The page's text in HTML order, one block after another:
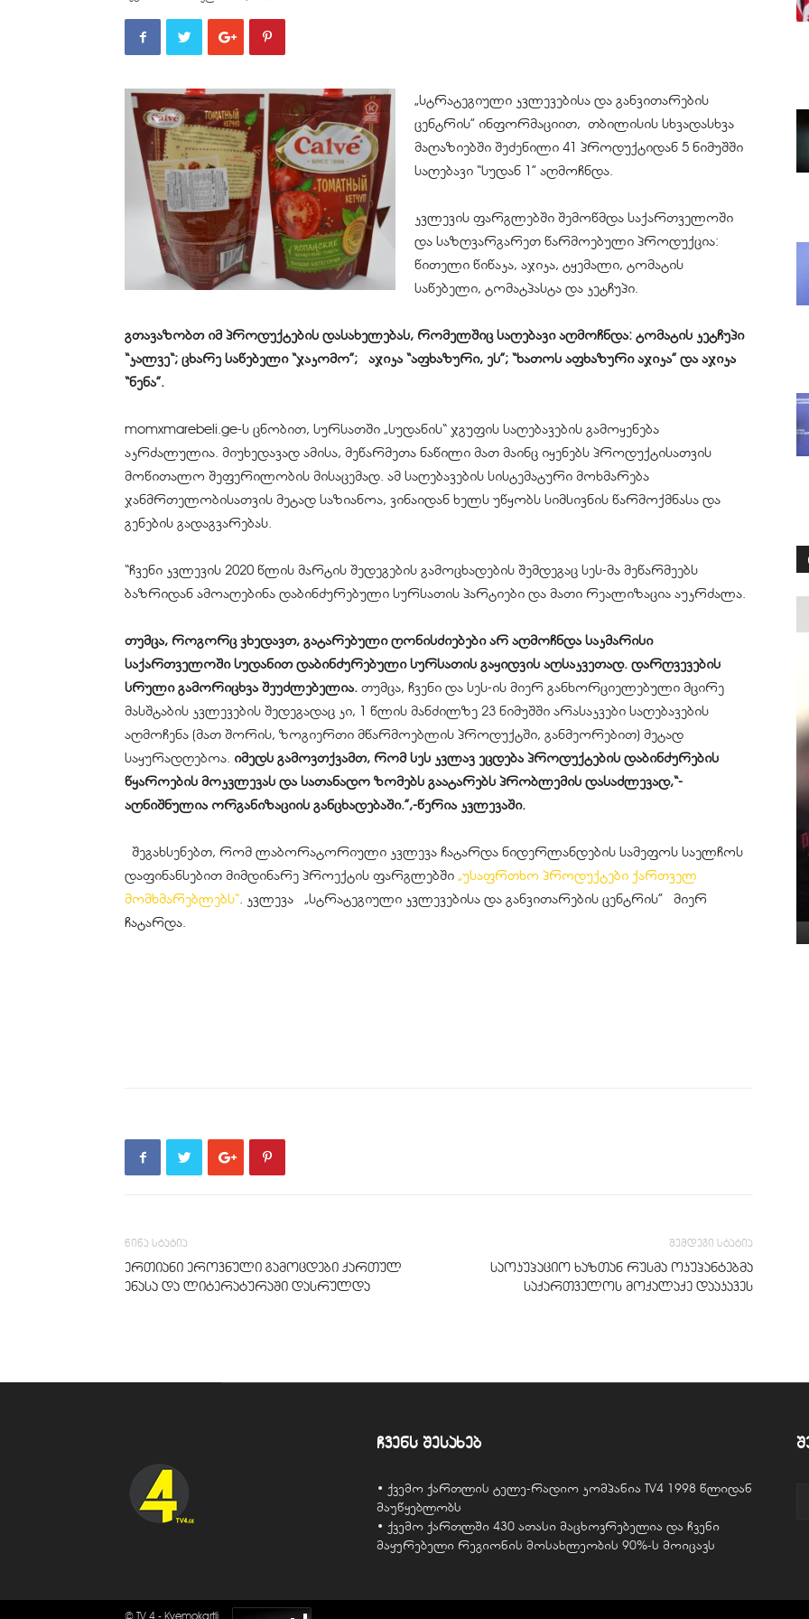
„სტრატეგიული კვლევებისა და განვითარების
ცენტრის” ინფორმაციით, თბილისის სხვადასხვა
მაღაზიებში შეძენილი 41 პროდუქტიდან 5 ნიმუშში
საღებავი “სუდან 1” აღმოჩნდა.
კვლევის ფარგლებში შემოწმდა საქართველოში
და საზღვარგარეთ წარმოებული პროდუქცია:
წითელი წიწაკა, აჯიკა, ტყემალი, ტომატის
საწებელი, ტომატპასტა და კეტჩუპი.
გთავაზობთ იმ პროდუქტების დასახელებას, რომელშიც საღებავი აღმოჩნდა: ტომატის კეტჩუპი
“კალვე“; ცხარე საწებელი “ჯაკომო”; აჯიკა “აფხაზური, ეს”; “ხათოსაფხაზური აჯიკა” და აჯიკა
“ნენა”.
momxmarebeli.ge-ს ცნობით, სურსათში „სუდანის“ ჯგუფის საღებავების გამოყენება
აკრძალულია. მიუხედავად ამისა, მეწარმეთა ნაწილი მათ მაინც იყენებს პროდუქტისათვის
მოწითალო შეფერილობის მისაცემად. ამ საღებავების სისტემატური მოხმარება
ჯანმრთელობისათვის მეტად საზიანოა, ვინაიდან ხელს უწყობს სიმსივნის წარმოქმნასა და
გენების გადაგვარებას.
“ჩვენი კვლევის 2020 წლის მარტის შედეგების გამოცხადების შემდეგაც სეს-მა მეწარმეებს
ბაზრიდან ამოაღებინა დაბინძურებული სურსათის პარტიები და მათი რეალიზაცია აუკრძალა.
თუმცა, როგორც ვხედავთ, გატარებული ღონისძიებები არ აღმოჩნდა საკმარისი
საქართველოში სუდანით დაბინძურებული სურსათის გაყიდვის აღსაკვეთად. დარღვევების
სრული გამორიცხვა შეუძლებელია. თუმცა, ჩვენი და სეს-ის მიერ განხორციელებული მცირე
მასშტაბის კვლევების შედეგადაც კი, 1 წლის მანძილზე 23 ნიმუშში არასაკვები საღებავების
აღმოჩენა (მათ შორის, ზოგიერთი მწარმოებლის პროდუქტში, განმეორებით) მეტად
საყურადღებოა. იმედს გამოვთქვამთ, რომ სეს კვლავ ეცდება პროდუქტების დაბინძურების
წყაროების მოკვლევას და სათანადო ზომებს გაატარებს პრობლემის დასაძლევად,“-
აღნიშნულია ორგანიზაციის განცხადებაში.”,-წერია კვლევაში.
შეგახსენებთ, რომ ლაბორატორიული კვლევა ჩატარდა ნიდერლანდების სამეფოს საელჩოს
დაფინანსებით მიმდინარე პროექტის ფარგლებში „უსაფრთხო პროდუქტები ქართველ
მომხმარებლებს“. კვლევა „სტრატეგიული კვლევებისა და განვითარების ცენტრის” მიერ
ჩატარდა.
წინა სტატია
ერთიანი ეროვნული გამოცდები ქართულ
ენასა და ლიტერატურაში დასრულდა
შემდეგი სტატია
საოკუპაციო ხაზთან რუსმა ოკუპანტებმა
საქართველოს მოქალაქე დააკავეს
ჩვენს შესახებ
• ქვემო ქართლის ტელე-რადიო კომპანია TV4 1998 წლიდან
მაუწყებლობს
• ქვემო ქართლში 430 ათასი მაცხოვრებელია და ჩვენი
მაყურებელი რეგიონის მოსახლეობის 90%-ს მოიცავს